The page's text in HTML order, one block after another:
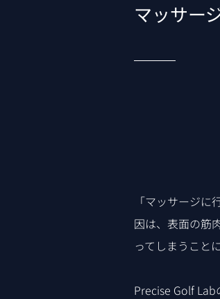
マッサー
「マッサージ
因は、表面の筋
ってしまうこと
Precise Golf